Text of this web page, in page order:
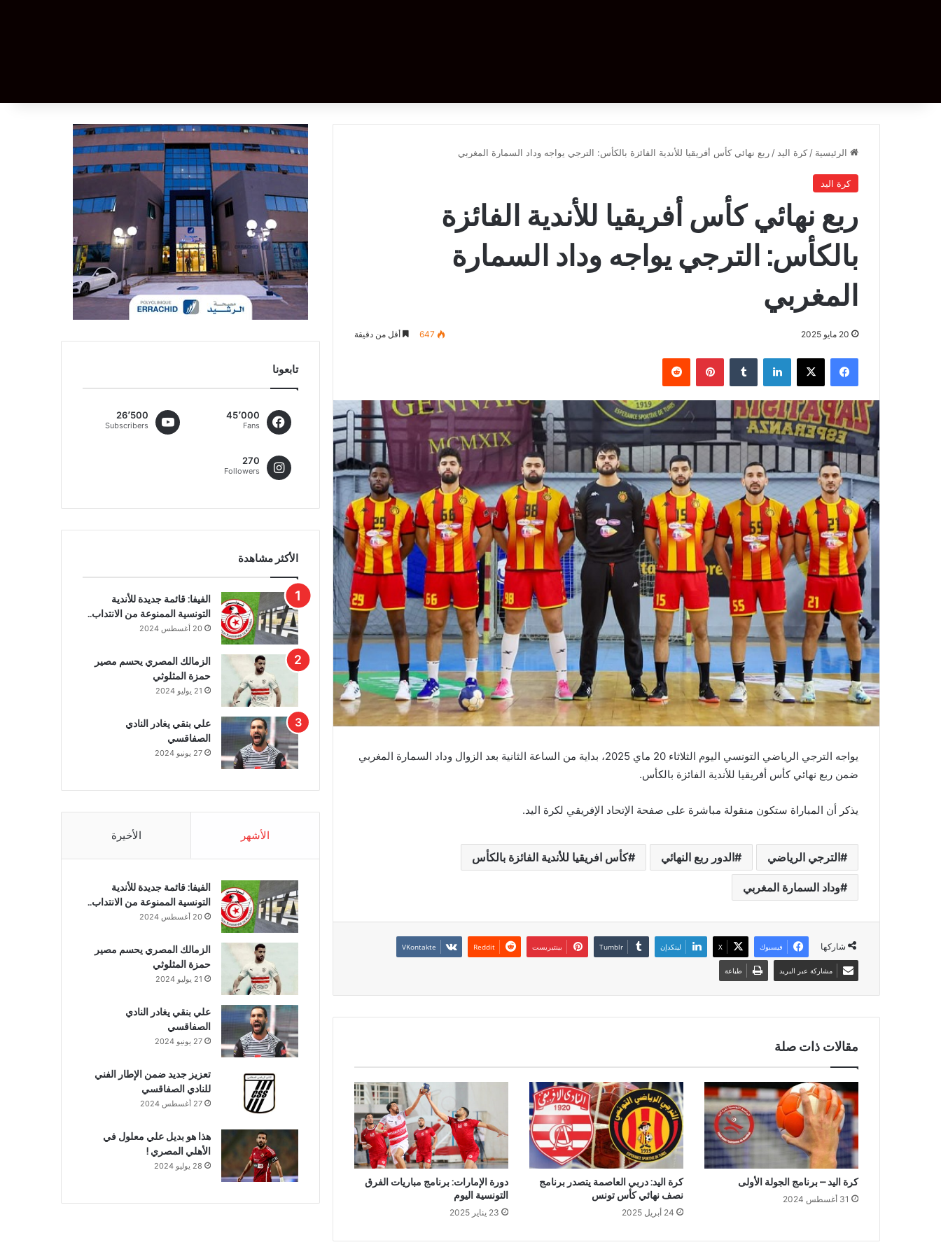
الرئيسية / كرة اليد / ربع نهائي كأس أفريقيا للأندية الفائزة بالكأس: الترجي يواجه وداد السمارة المغربي
كرة اليد
ربع نهائي كأس أفريقيا للأندية الفائزة
بالكأس: الترجي يواجه وداد السمارة
المغربي
20 مايو 2025 647 أقل من دقيقة
فيسبوك ‫X لينكدإن بينتيريست
يواجه الترجي الرياضي التونسي اليوم الثلاثاء 20 ماي 2025، بداية من الساعة الثانية بعد الزوال وداد السمارة المغربي
ضمن ربع نهائي كأس أفريقيا للأندية الفائزة بالكأس.
يذكر أن المباراة ستكون منقولة مباشرة على صفحة الإتحاد الإفريقي لكرة اليد.
الترجي الرياضي الدور ربع النهائي كأس افريقيا للأندية الفائزة بالكأس
وداد السمارة المغربي
شاركها فيسبوك ‫X لينكدإن بينتيريست
مشاركة عبر البريد طباعة
مقالات ذات صلة
كرة اليد – برنامج الجولة الأولى
31 أغسطس 2024
كرة اليد: دربي العاصمة يتصدر برنامج
نصف نهائي كأس تونس
24 أبريل 2025
دورة الإمارات: برنامج مباريات الفرق
التونسية اليوم
23 يناير 2025
تابعونا
45٬000
Fans
26٬500
Subscribers
270
Followers
الأكثر مشاهدة
الفيفا: قائمة جديدة للأندية
التونسية الممنوعة من الانتداب..
20 أغسطس 2024
الزمالك المصري يحسم مصير
حمزة المثلوثي
21 يوليو 2024
علي بنقي يغادر النادي
الصفاقسي
27 يونيو 2024
الأشهر الأخيرة
الفيفا: قائمة جديدة للأندية
التونسية الممنوعة من الانتداب..
20 أغسطس 2024
الزمالك المصري يحسم مصير
حمزة المثلوثي
21 يوليو 2024
علي بنقي يغادر النادي
الصفاقسي
27 يونيو 2024
تعزيز جديد ضمن الإطار الفني
للنادي الصفاقسي
27 أغسطس 2024
هذا هو بديل علي معلول في
الأهلي المصري !
28 يوليو 2024